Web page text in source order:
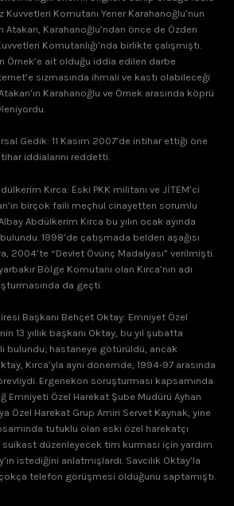
Kuvvetleri Komutanı Yener Karahanoğlu’nun
Atakan, Karahanoğlu’ndan önce de Özden
Komutanlığı’nda birlikte çalışmıştı.
Örnek’e ait olduğu iddia edilen darbe
sızmasında ihmali ve kastı olabileceği
Karahanoğlu ve Örnek arasında köprü
Gedik: 11 Kasım 2007’de intihar ettiği öne
iddialarını reddetti.
Kırca: Eski PKK militanı ve JİTEM’ci
birçok faili meçhul cinayetten sorumlu
Abdülkerim Kırca bu yılın ocak ayında
1998’de çatışmada belden aşağısı
2004’te “Devlet Övünç Madalyası” verilmişti.
Bölge Komutanı olan Kırca’nın adı
da geçti.
Başkanı Behçet Oktay: Emniyet Özel
13 yıllık başkanı Oktay, bu yıl şubatta
bulundu; hastaneye götürüldü, ancak
Kırca’yla aynı dönemde, 1994-97 arasında
Ergenekon soruşturması kapsamında
Emniyeti Özel Harekat Şube Müdürü Ayhan
Özel Harekat Grup Amiri Servet Kaynak, yine
tutuklu olan eski özel harekatçı
suikast düzenleyecek tim kurması için yardım
istediğini anlatmışlardı. Savcılık Oktay’la
telefon görüşmesi olduğunu saptamıştı.